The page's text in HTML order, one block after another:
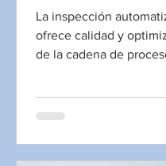
La inspección
ofrece calidad y
de la cadena de